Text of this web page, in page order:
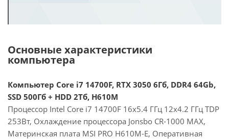
Основные характеристики
компьютера
Компьютер Core i7 14700F, RTX 3050 6Гб, DDR4 64Gb,
SSD 500Гб + HDD 2Тб, H610M
Процессор Intel Core i7 14700F 16x5.4 ГГц 12x4.2 ГГц TDP
253Вт, Охлаждение процессора Jonsbo CR-1000 MAX,
Материнская плата MSI PRO H610M-E, Оперативная